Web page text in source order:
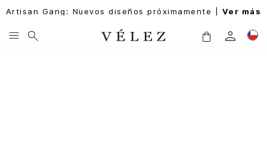
Artisan Gang: Nuevos diseños próximamente | Ver más